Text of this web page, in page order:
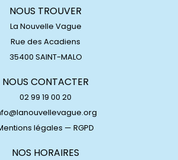
NOUS TROUVER
La Nouvelle Vague
Rue des Acadiens
35400 SAINT-MALO
NOUS CONTACTER
02 99 19 00 20
légales — RGPD
NOS HORAIRES